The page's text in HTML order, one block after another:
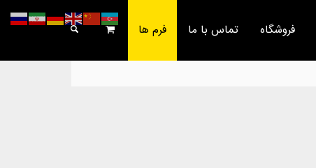
فروشگاه تماس با ما فرم ها